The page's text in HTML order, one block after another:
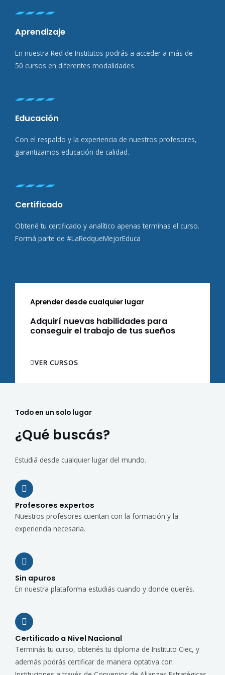
Aprendizaje
En nuestra Red de Institutos podrás a acceder a más de
50 cursos en diferentes modalidades.
Educación
Con el respaldo y la experiencia de nuestros profesores,
garantizamos educación de calidad.
Certificado
Obtené tu certificado y analítico apenas terminas el curso.
Formá parte de #LaRedqueMejorEduca
Aprender desde cualquier lugar
Adquirí nuevas habilidades para
conseguir el trabajo de tus sueños
VER CURSOS
Todo en un solo lugar
¿Qué buscás?
Estudiá desde cualquier lugar del mundo.
Profesores expertos
Nuestros profesores cuentan con la formación y la
experiencia necesaria.
Sin apuros
En nuestra plataforma estudiás cuando y donde querés.
Certificado a Nivel Nacional
Terminás tu curso, obtenés tu diploma de Instituto Ciec, y
además podrás certificar de manera optativa con